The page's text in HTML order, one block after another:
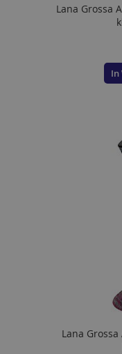
Lana Grossa
In
Lana